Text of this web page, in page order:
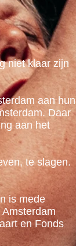
niet klaar zijn
aan hun
Daar
aan het
te slagen.
is mede
en Fonds